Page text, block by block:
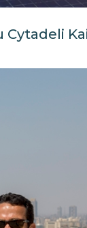
Cytadeli